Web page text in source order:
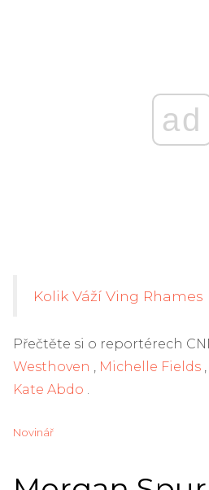
ad
Kolik Váží Ving Rhames
Přečtěte si o reportérech
Westhoven
Michelle Fields
Kate Abdo
Novinář